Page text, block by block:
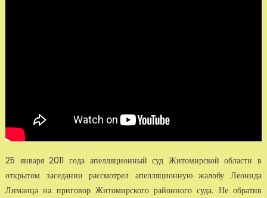
25 января 2011 года апелляционный суд Житомирской области в
открытом заседании рассмотрел апелляционную жалобу Леонида
Лиманца на приговор Житомирского районного суда. Не обратив